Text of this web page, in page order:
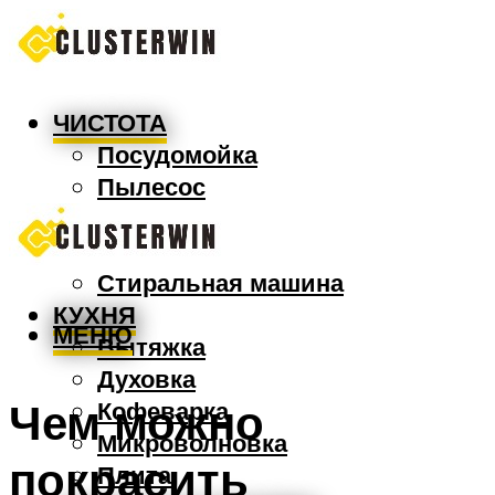
ЧИСТОТА
Посудомойка
Пылесос
Утюг
Швабра
Стиральная машина
КУХНЯ
Вытяжка
Духовка
Кофеварка
Микроволновка
Плита
МЕНЮ
Чем можно
покрасить